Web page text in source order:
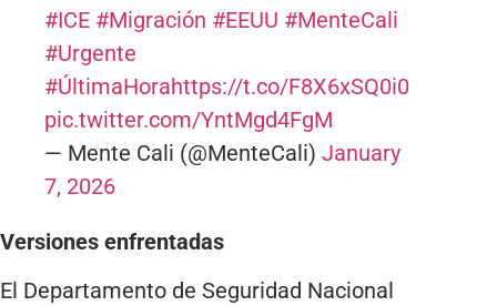
#ICE #Migración #EEUU #MenteCali
#Urgente
#ÚltimaHorahttps://t.co/F8X6xSQ0i0
pic.twitter.com/YntMgd4FgM
— Mente Cali (@MenteCali) January
7, 2026
Versiones enfrentadas
El Departamento de Seguridad Nacional